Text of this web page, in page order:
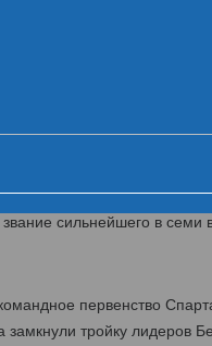
МРСК Центра
МРСК Центра. В
сильнейшего в
первенство
тройку лидеров